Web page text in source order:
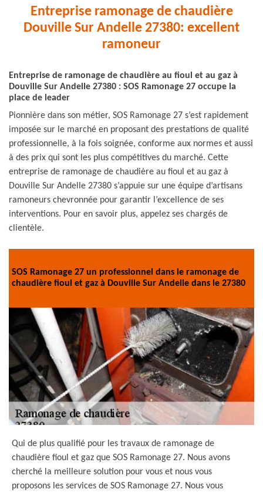
Entreprise ramonage de chaudière
Douville Sur Andelle 27380: excellent
ramoneur
Entreprise de ramonage de chaudière au fioul et au gaz à
Douville Sur Andelle 27380 : SOS Ramonage 27 occupe la
place de leader
Pionnière dans son métier, SOS Ramonage 27 s’est rapidement
imposée sur le marché en proposant des prestations de qualité
professionnelle, à la fois soignée, conforme aux normes et aussi
à des prix qui sont les plus compétitives du marché. Cette
entreprise de ramonage de chaudière au fioul et au gaz à
Douville Sur Andelle 27380 s’appuie sur une équipe d’artisans
ramoneurs chevronnée pour garantir l’excellence de ses
interventions. Pour en savoir plus, appelez ses chargés de
clientèle.
SOS Ramonage 27 un professionnel dans le ramonage de
chaudière fioul et gaz à Douville Sur Andelle dans le 27380
Qui de plus qualifié pour les travaux de ramonage de
chaudière fioul et gaz que SOS Ramonage 27. Nous avons
cherché la meilleure solution pour vous et nous vous
proposons les services de SOS Ramonage 27. Nous vous